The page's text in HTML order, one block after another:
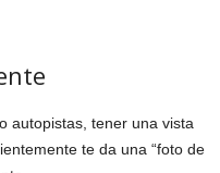
autopistas, tener una vista
te da una “foto de